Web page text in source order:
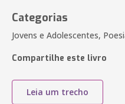
Categorias
Jovens e Adolescentes,
Compartilhe este livro
Leia um trecho